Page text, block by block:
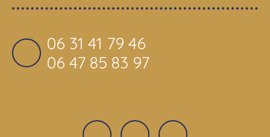
06 31 41 79 46
06 47 85 83 97